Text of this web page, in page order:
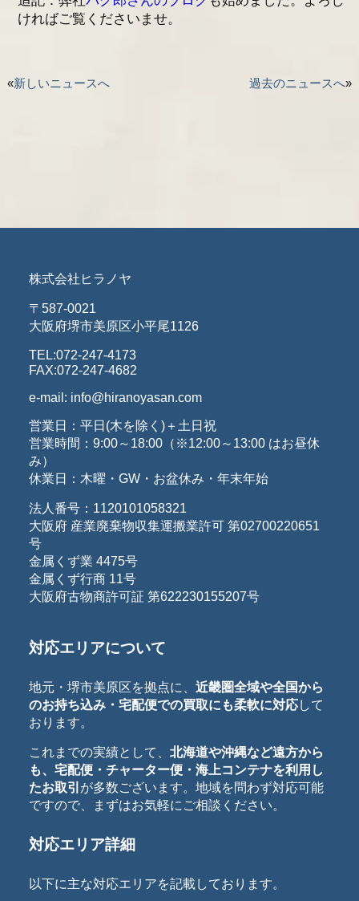
ければご覧くださいませ。
«新しいニュースへ 過去のニュースへ»
株式会社ヒラノヤ
〒587-0021
大阪府堺市美原区小平尾1126
TEL:072-247-4173
FAX:072-247-4682
e-mail: info@hiranoyasan.com
営業日：平日(木を除く)＋土日祝
営業時間：9:00～18:00（※12:00～13:00 はお昼休
み）
休業日：木曜・GW・お盆休み・年末年始
法人番号：1120101058321
大阪府 産業廃棄物収集運搬業許可 第02700220651
号
金属くず業 4475号
金属くず行商 11号
大阪府古物商許可証 第622230155207号
対応エリアについて
地元・堺市美原区を拠点に、 近畿圏全域や全国から
のお持ち込み・宅配便での買取にも柔軟に対応して
おります。
これまでの実績として、 北海道や沖縄など遠方から
も、宅配便・チャーター便・海上コンテナを利用し
たお取引 が多数ございます。地域を問わず対応可能
ですので、まずはお気軽にご相談ください。
対応エリア詳細
以下に主な対応エリアを記載しております。